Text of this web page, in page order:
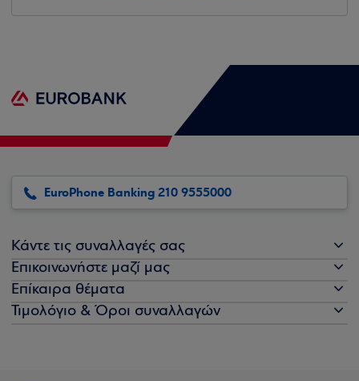
EuroPhone Banking 210 9555000
Κάντε τις συναλλαγές σας
Επικοινωνήστε μαζί μας
Επίκαιρα θέματα
Τιμολόγιο & Όροι συναλλαγών